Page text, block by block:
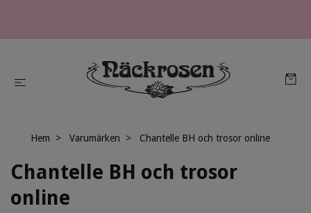
Hem Varumärken Chantelle BH och trosor online
Chantelle BH och trosor
online